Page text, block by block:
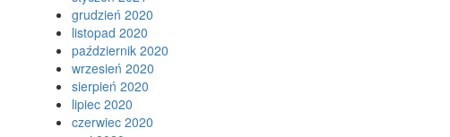
grudzień 2020
listopad 2020
październik 2020
wrzesień 2020
sierpień 2020
lipiec 2020
czerwiec 2020